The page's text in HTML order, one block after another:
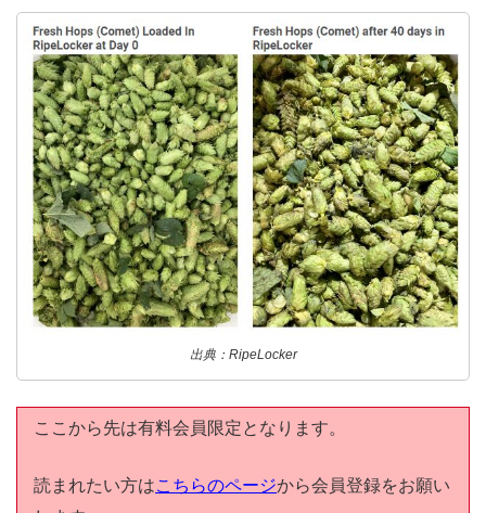
出典：RipeLocker
ここから先は有料会員限定となります。
読まれたい方はこちらのページから会員登録をお願い